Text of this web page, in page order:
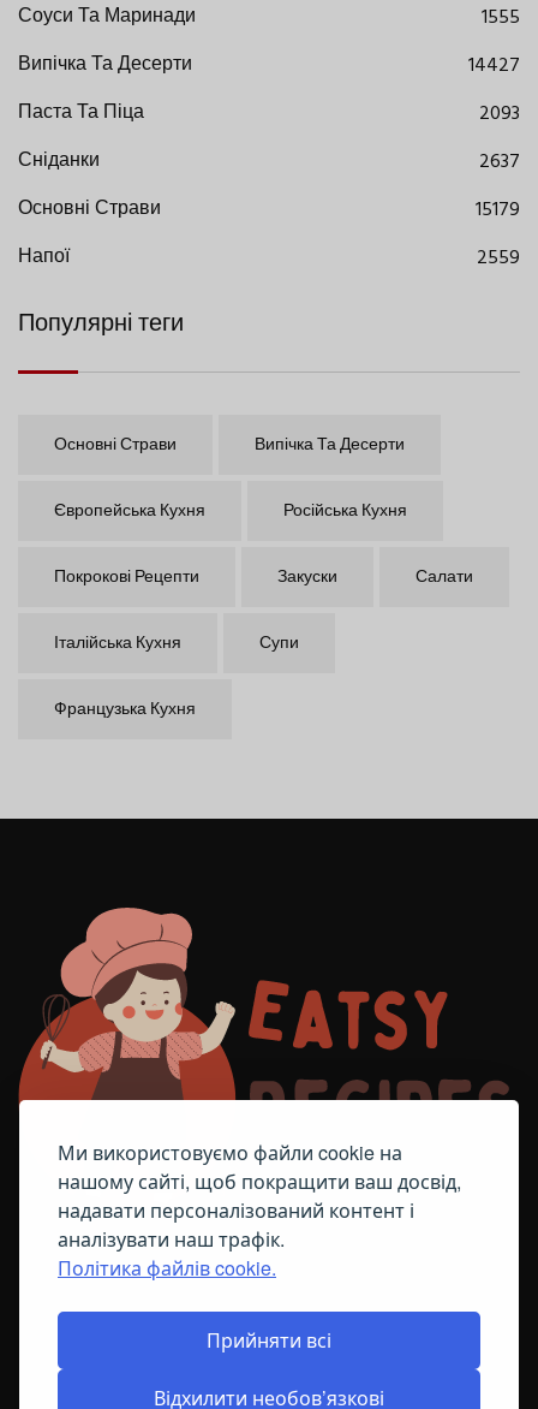
Ми використовуємо файли cookie на
нашому сайті, щоб покращити ваш досвід,
надавати персоналізований контент і
аналізувати наш трафік.
Політика файлів cookie.
Прийняти всі
Відхилити необов’язкові
Соуси Та Маринади
1555
Випічка Та Десерти
14427
Паста Та Піца
2093
Сніданки
2637
Основні Страви
15179
Напої
2559
Популярні теги
Основні Страви Випічка Та Десерти
Європейська Кухня Російська Кухня
Покрокові Рецепти Закуски Салати
Італійська Кухня Супи
Французька Кухня
ПОЛІТИКА ЩОДО ФАЙЛІВ COOKIE